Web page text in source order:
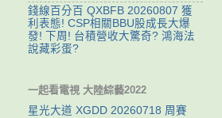
錢線百分百 QXBFB 20260807 獲
利表態! CSP相關BBU股成長大爆
發! 下周! 台積營收大驚奇? 鴻海法
說藏彩蛋?
一起看電視 大陸綜藝2022
星光大道 XGDD 20260718 周賽